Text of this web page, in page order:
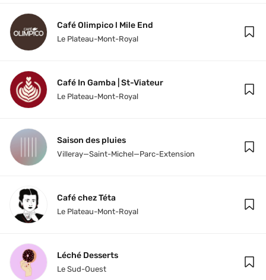
Café Olimpico l Mile End
Le Plateau-Mont-Royal
Café In Gamba | St-Viateur
Le Plateau-Mont-Royal
Saison des pluies
Villeray—Saint-Michel—Parc-Extension
Café chez Téta
Le Plateau-Mont-Royal
Léché Desserts
Le Sud-Ouest